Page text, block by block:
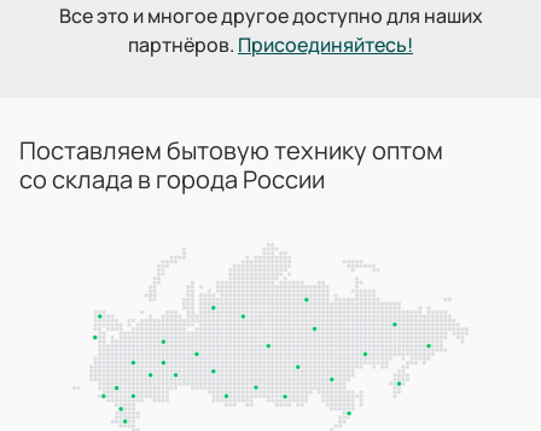
Все это и многое другое доступно для наших
партнёров. Присоединяйтесь!
Поставляем бытовую технику оптом
со склада в города России